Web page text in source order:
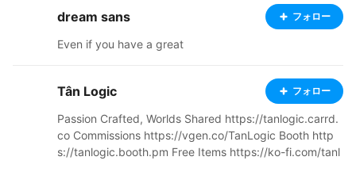
dream sans フォロー
Even if you have a great
Tân Logic フォロー
Passion Crafted, Worlds Shared https://tanlogic.carrd.
co Commissions https://vgen.co/TanLogic Booth http
s://tanlogic.booth.pm Free Items https://ko-fi.com/tanl